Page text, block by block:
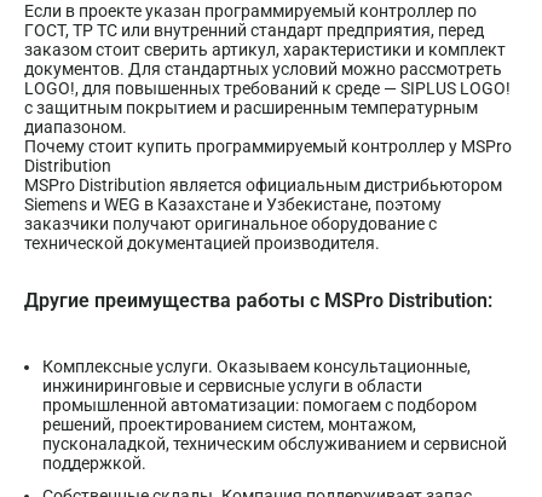
Если в проекте указан программируемый контроллер по
ГОСТ, ТР ТС или внутренний стандарт предприятия, перед
заказом стоит сверить артикул, характеристики и комплект
документов. Для стандартных условий можно рассмотреть
LOGO!, для повышенных требований к среде — SIPLUS LOGO!
с защитным покрытием и расширенным температурным
диапазоном.
Почему стоит купить программируемый контроллер у MSPro
Distribution
MSPro Distribution является официальным дистрибьютором
Siemens и WEG в Казахстане и Узбекистане, поэтому
заказчики получают оригинальное оборудование с
технической документацией производителя.
Другие преимущества работы с MSPro Distribution:
Комплексные услуги. Оказываем консультационные,
инжиниринговые и сервисные услуги в области
промышленной автоматизации: помогаем с подбором
решений, проектированием систем, монтажом,
пусконаладкой, техническим обслуживанием и сервисной
поддержкой.